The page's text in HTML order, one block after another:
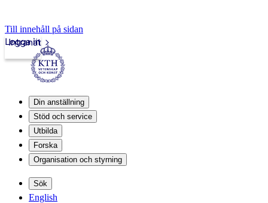
Till innehåll på sidan
Intranät
Logga in
Din anställning
Stöd och service
Utbilda
Forska
Organisation och styrning
Sök
English